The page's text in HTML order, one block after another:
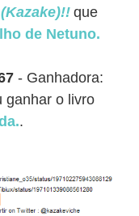
que
de Netuno.
- Ganhadora:
ganhar o livro
.